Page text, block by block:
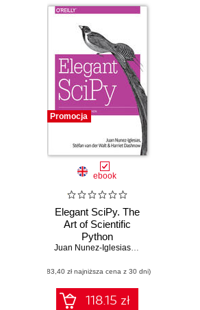
Promocja
ebook
Elegant SciPy. The
Art of Scientific
Python
Juan Nunez-Iglesias
,StĂŠfan van der
(83,40 zł najniższa cena z 30 dni)
118.15 zł